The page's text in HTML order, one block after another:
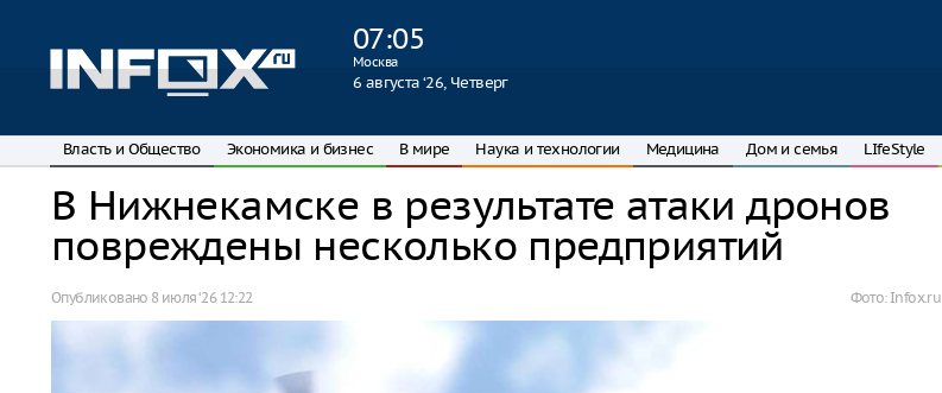
07:05
Москва
6 августа ‘26, Четверг
Власть и Общество Экономика и бизнес В мире Наука и технологии Медицина Дом и семья LIfeStyle
В Нижнекамске в результате атаки дронов
повреждены несколько предприятий
Опубликовано 8 июля ‘26 12:22 Фото: Infox.ru